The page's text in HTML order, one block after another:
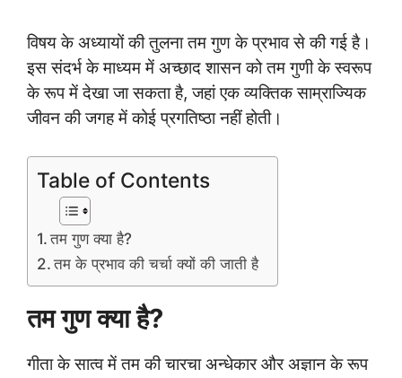
विषय के अध्यायों की तुलना तम गुण के प्रभाव से की गई है।
इस संदर्भ के माध्यम में अच्छाद शासन को तम गुणी के स्वरूप
के रूप में देखा जा सकता है, जहां एक व्यक्तिक साम्राज्यिक
जीवन की जगह में कोई प्रगतिष्ठा नहीं होती।
Table of Contents
तम गुण क्या है?
तम के प्रभाव की चर्चा क्यों की जाती है
तम गुण क्या है?
गीता के सात्व में तम की चारचा अन्धेकार और अज्ञान के रूप